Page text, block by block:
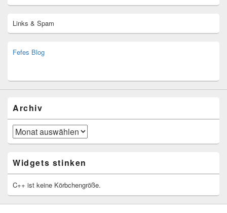
Links & Spam
Fefes Blog
Archiv
Archiv
Widgets stinken
C++ ist keine Körbchengröße.